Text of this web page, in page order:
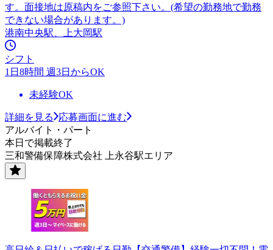
す。面接地は原稿内をご参照下さい。(希望の勤務地で勤務
できない場合があります。)
港南中央駅、上大岡駅
シフト
1日8時間 週3日からOK
未経験OK
詳細を見る
応募画面に進む
アルバイト・パート
本日で掲載終了
三和警備保障株式会社 上永谷駅エリア